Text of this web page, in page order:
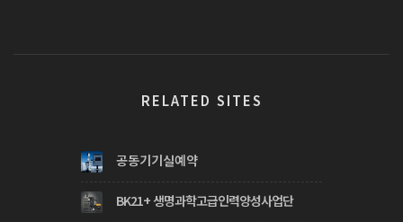
RELATED SITES
공동기기실예약
BK21+ 생명과학고급인력양성사업단